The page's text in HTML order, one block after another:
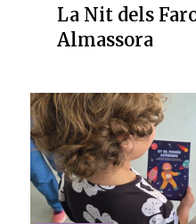
La Nit dels
Almassora